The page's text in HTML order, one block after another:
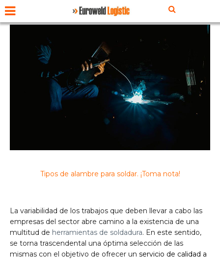
Tipos de alambre para soldar. ¡Toma nota!
La variabilidad de los trabajos que deben llevar a cabo las
empresas del sector abre camino a la existencia de una
multitud de herramientas de soldadura. En este sentido,
se torna trascendental una óptima selección de las
mismas con el objetivo de ofrecer un servicio de calidad a